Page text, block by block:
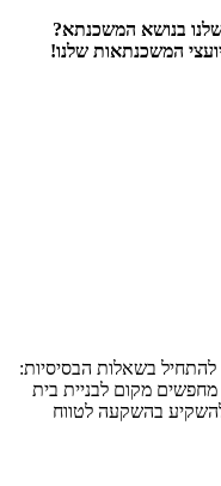
בנושא המשכנתא?
המשכנתאות שלנו!
בשאלות הבסיסיות:
מקום לבניית בית
בהשקעה לטווח